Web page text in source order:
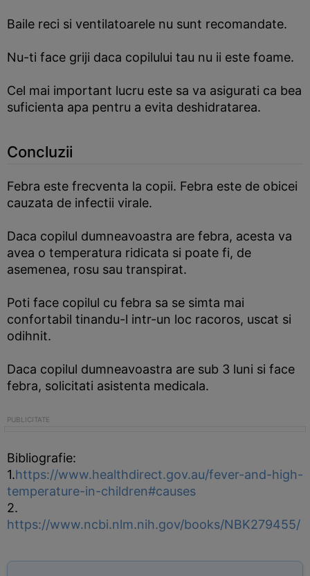
Baile reci si ventilatoarele nu sunt recomandate.
Nu-ti face griji daca copilului tau nu ii este foame.
Cel mai important lucru este sa va asigurati ca bea
suficienta apa pentru a evita deshidratarea.
Concluzii
Febra este frecventa la copii. Febra este de obicei
cauzata de infectii virale.
Daca copilul dumneavoastra are febra, acesta va
avea o temperatura ridicata si poate fi, de
asemenea, rosu sau transpirat.
Poti face copilul cu febra sa se simta mai
confortabil tinandu-l intr-un loc racoros, uscat si
odihnit.
Daca copilul dumneavoastra are sub 3 luni si face
febra, solicitati asistenta medicala.
Bibliografie:
1.https://www.healthdirect.gov.au/fever-and-high-
temperature-in-children#causes
2.
https://www.ncbi.nlm.nih.gov/books/NBK279455/